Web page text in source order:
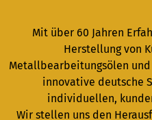
Mit über 60 Jahren
Herstellung von
Metallbearbeitungsölen
innovative deutsche
individuellen,
Wir stellen uns den